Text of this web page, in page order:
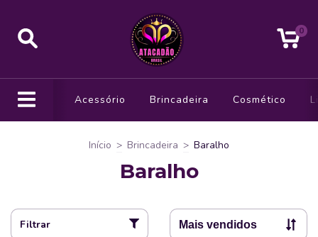
0
Acessório Brincadeira Cosmético
Início > Brincadeira > Baralho
Baralho
Filtrar